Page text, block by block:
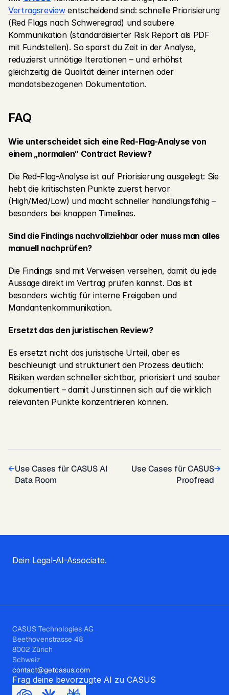
Vertragsreview entscheidend sind: schnelle Priorisierung
(Red Flags nach Schweregrad) und saubere
Kommunikation (standardisierter Risk Report als PDF
mit Fundstellen). So sparst du Zeit in der Analyse,
reduzierst unnötige Iterationen – und erhöhst
gleichzeitig die Qualität deiner internen oder
mandatsbezogenen Dokumentation.
FAQ
Wie unterscheidet sich eine Red-Flag-Analyse von
einem „normalen“ Contract Review?
Die Red-Flag-Analyse ist auf Priorisierung ausgelegt: Sie
hebt die kritischsten Punkte zuerst hervor
(High/Med/Low) und macht schneller handlungsfähig –
besonders bei knappen Timelines.
Sind die Findings nachvollziehbar oder muss man alles
manuell nachprüfen?
Die Findings sind mit Verweisen versehen, damit du jede
Aussage direkt im Vertrag prüfen kannst. Das ist
besonders wichtig für interne Freigaben und
Mandantenkommunikation.
Ersetzt das den juristischen Review?
Es ersetzt nicht das juristische Urteil, aber es
beschleunigt und strukturiert den Prozess deutlich:
Risiken werden schneller sichtbar, priorisiert und sauber
dokumentiert – damit Jurist:innen sich auf die wirklich
relevanten Punkte konzentrieren können.
←Use Cases für CASUS AI
Data Room
Use Cases für CASUS
Proofread
→
Dein Legal-AI-Associate.
CASUS Technologies AG
Beethovenstrasse 48
8002 Zürich
Schweiz
contact@getcasus.com
Frag deine bevorzugte AI zu CASUS